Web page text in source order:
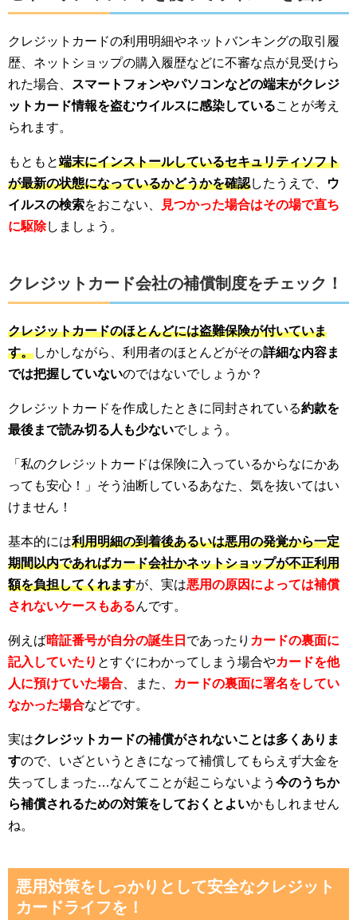
クレジットカードの利用明細やネットバンキングの取引履
歴、ネットショップの購入履歴などに不審な点が見受けら
れた場合、
スマートフォンやパソコンなどの端末がクレジ
ットカード情報を盗むウイルスに感染していることが考え
られます。
もともと端末にインストールしているセキュリティソフト
が最新の状態になっているかどうかを確認したうえで、
ウ
イルスの検索をおこない、
見つかった場合はその場で直ち
に駆除しましょう。
クレジットカード会社の補償制度をチェック！
クレジットカードのほとんどには盗難保険が付いていま
す。しかしながら、利用者のほとんどがその詳細な内容ま
では把握していないのではないでしょうか？
クレジットカードを作成したときに同封されている約款を
最後まで読み切る人も少ないでしょう。
「私のクレジットカードは保険に入っているからなにかあ
っても安心！」そう油断しているあなた、気を抜いてはい
けません！
基本的には利用明細の到着後あるいは悪用の発覚から一定
期間以内であればカード会社かネットショップが不正利用
額を負担してくれますが、実は悪用の原因によっては補償
されないケースもあるんです。
例えば暗証番号が自分の誕生日 であったり カードの裏面に
記入していたり とすぐにわかってしまう場合やカードを他
人に預けていた場合 、また、
カードの裏面に署名をしてい
なかった場合などです。
実はクレジットカードの補償がされないことは多くありま
すので、いざというときになって補償してもらえず大金を
失ってしまった…なんてことが起こらないよう 今のうちか
ら補償されるための対策をしておくとよいかもしれません
ね。
悪用対策をしっかりとして安全なクレジット
カードライフを！